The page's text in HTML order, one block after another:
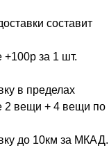
составит
за 1 шт.
в пределах
2 вещи + 4 вещи по
до 10км за МКАД.